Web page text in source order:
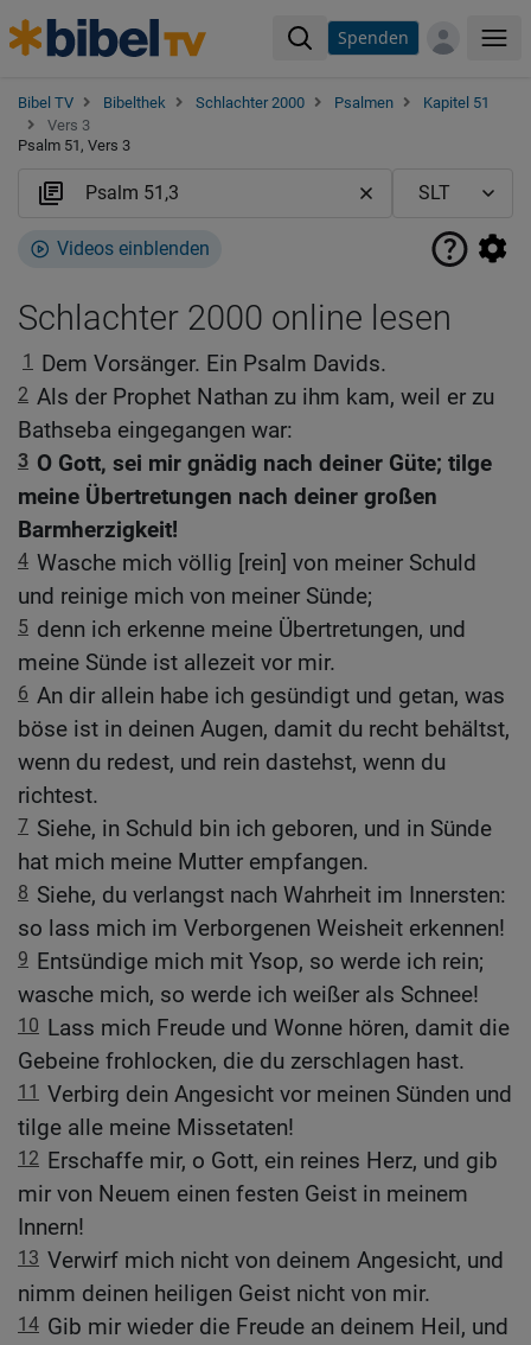
Spenden
Bibel TV Bibelthek Schlachter 2000 Psalmen
Kapitel 51
Vers 3
Psalm 51, Vers 3
Videos einblenden
Schlachter 2000 online lesen
1 Dem Vorsänger. Ein Psalm Davids.
2 Als der Prophet Nathan zu ihm kam, weil er zu
Bathseba eingegangen war:
3 O Gott, sei mir gnädig nach deiner Güte; tilge
meine Übertretungen nach deiner großen
Barmherzigkeit!
4 Wasche mich völlig [rein] von meiner Schuld
und reinige mich von meiner Sünde;
5 denn ich erkenne meine Übertretungen, und
meine Sünde ist allezeit vor mir.
6 An dir allein habe ich gesündigt und getan, was
böse ist in deinen Augen, damit du recht behältst,
wenn du redest, und rein dastehst, wenn du
richtest.
7 Siehe, in Schuld bin ich geboren, und in Sünde
hat mich meine Mutter empfangen.
8 Siehe, du verlangst nach Wahrheit im Innersten:
so lass mich im Verborgenen Weisheit erkennen!
9 Entsündige mich mit Ysop, so werde ich rein;
wasche mich, so werde ich weißer als Schnee!
10 Lass mich Freude und Wonne hören, damit die
Gebeine frohlocken, die du zerschlagen hast.
11 Verbirg dein Angesicht vor meinen Sünden und
tilge alle meine Missetaten!
12 Erschaffe mir, o Gott, ein reines Herz, und gib
mir von Neuem einen festen Geist in meinem
Innern!
13 Verwirf mich nicht von deinem Angesicht, und
nimm deinen heiligen Geist nicht von mir.
14 Gib mir wieder die Freude an deinem Heil, und